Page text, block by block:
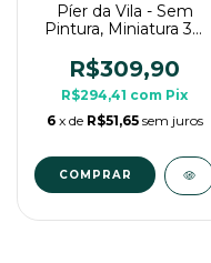
Píer da Vila - Sem
Pintura, Miniatura 3D
Mesa
R$309,90
R$294,41 com Pix
6 x de R$51,65 sem juros